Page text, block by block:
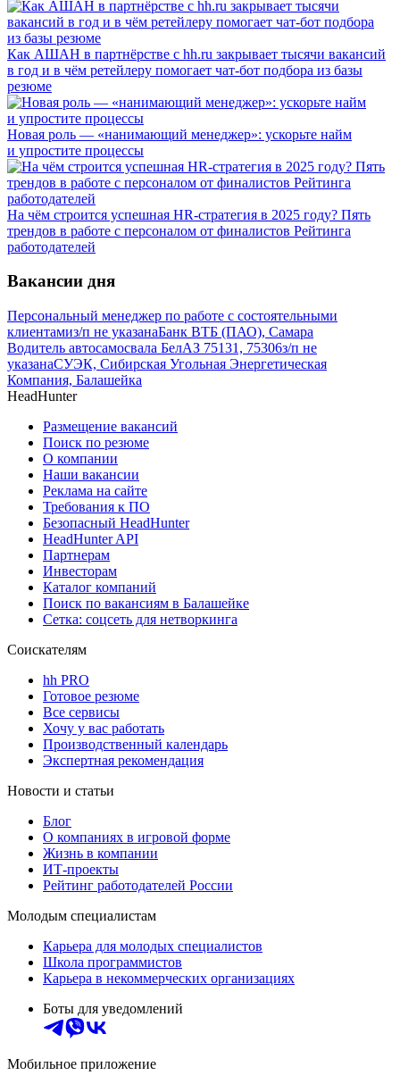
Как АШАН в партнёрстве с hh.ru закрывает тысячи вакансий
в год и в чём ретейлеру помогает чат-бот подбора из базы
резюме
Новая роль — «нанимающий менеджер»: ускорьте найм
и упростите процессы
На чём строится успешная HR-стратегия в 2025 году? Пять
трендов в работе с персоналом от финалистов Рейтинга
работодателей
Вакансии дня
Персональный менеджер по работе с состоятельными
клиентамиз/п не указанаБанк ВТБ (ПАО), Самара
Водитель автосамосвала БелАЗ 75131, 75306з/п не
указанаСУЭК, Сибирская Угольная Энергетическая
Компания, Балашейка
HeadHunter
Размещение вакансий
Поиск по резюме
О компании
Наши вакансии
Реклама на сайте
Требования к ПО
Безопасный HeadHunter
HeadHunter API
Партнерам
Инвесторам
Каталог компаний
Поиск по вакансиям в Балашейке
Сетка: соцсеть для нетворкинга
Соискателям
hh PRO
Готовое резюме
Все сервисы
Хочу у вас работать
Производственный календарь
Экспертная рекомендация
Новости и статьи
Блог
О компаниях в игровой форме
Жизнь в компании
ИТ-проекты
Рейтинг работодателей России
Молодым специалистам
Карьера для молодых специалистов
Школа программистов
Карьера в некоммерческих организациях
Боты для уведомлений
Мобильное приложение